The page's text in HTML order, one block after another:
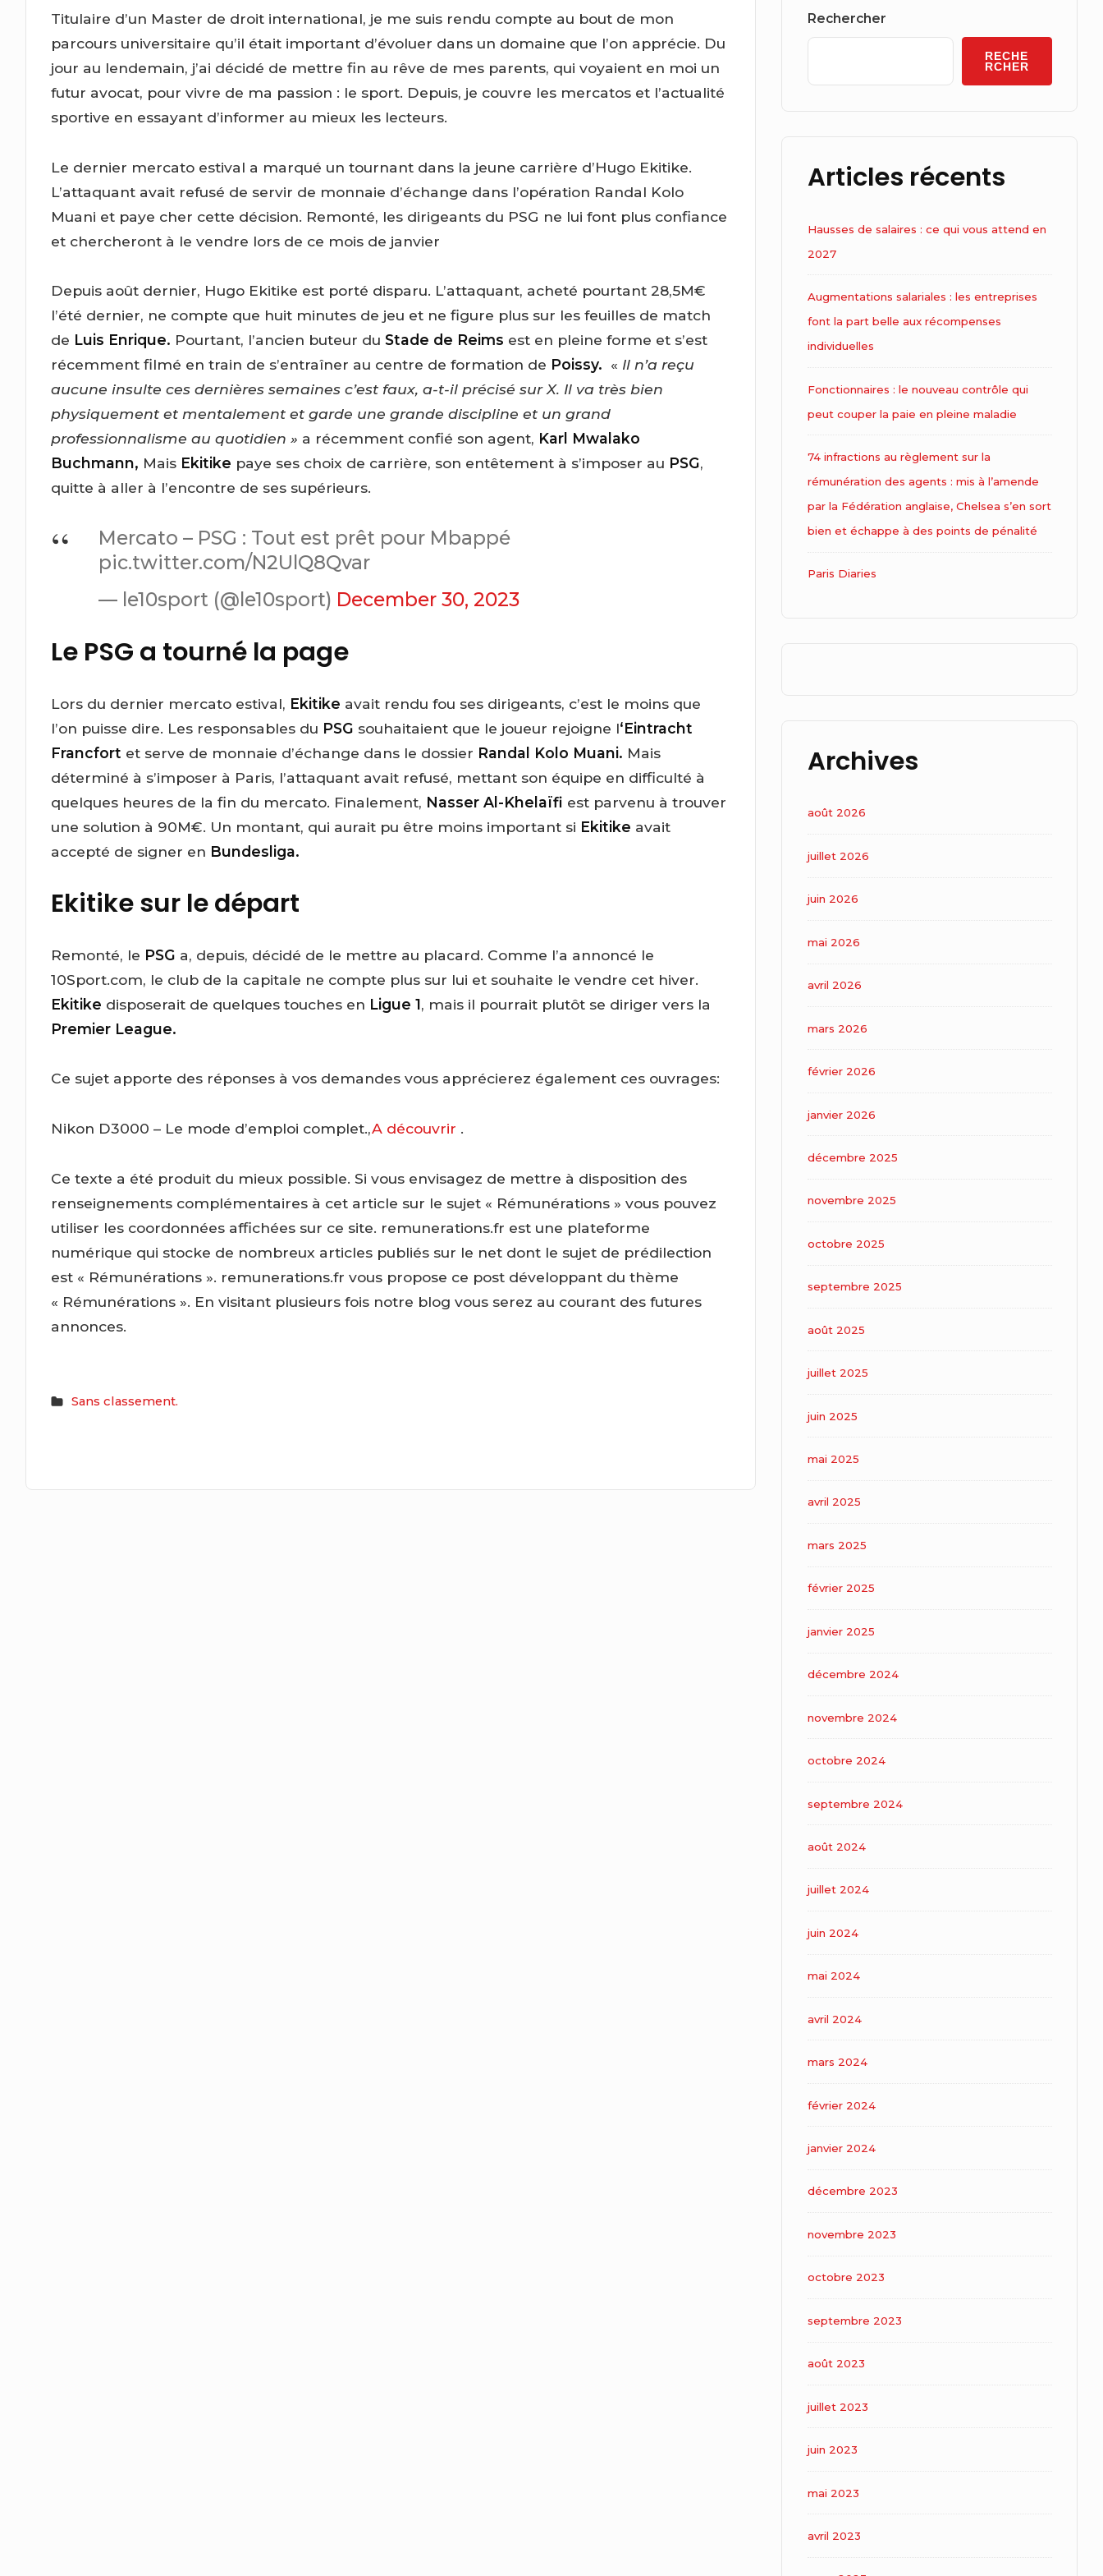
Titulaire d’un Master de droit international, je me suis rendu compte au bout de mon
parcours universitaire qu’il était important d’évoluer dans un domaine que l’on apprécie. Du
jour au lendemain, j’ai décidé de mettre fin au rêve de mes parents, qui voyaient en moi un
futur avocat, pour vivre de ma passion : le sport. Depuis, je couvre les mercatos et l’actualité
sportive en essayant d’informer au mieux les lecteurs.
Le dernier mercato estival a marqué un tournant dans la jeune carrière d’Hugo Ekitike.
L’attaquant avait refusé de servir de monnaie d’échange dans l’opération Randal Kolo
Muani et paye cher cette décision. Remonté, les dirigeants du PSG ne lui font plus confiance
et chercheront à le vendre lors de ce mois de janvier
Depuis août dernier, Hugo Ekitike est porté disparu. L’attaquant, acheté pourtant 28,5M€
l’été dernier, ne compte que huit minutes de jeu et ne figure plus sur les feuilles de match
de Luis Enrique. Pourtant, l’ancien buteur duStade de Reims est en pleine forme et s’est
récemment filmé en train de s’entraîner au centre de formation de Poissy. « Il n’a reçu
aucune insulte ces dernières semaines c’est faux, a-t-il précisé sur X. Il va très bien
physiquement et mentalement et garde une grande discipline et un grand
professionnalisme au quotidien » a récemment confié son agent, Karl Mwalako
Buchmann, Mais Ekitike paye ses choix de carrière, son entêtement à s’imposer au PSG,
quitte à aller à l’encontre de ses supérieurs.
Mercato – PSG : Tout est prêt pour Mbappé
pic.twitter.com/N2UlQ8Qvar
— le10sport (@le10sport) December 30, 2023
Le PSG a tourné la page
Lors du dernier mercato estival, Ekitike avait rendu fou ses dirigeants, c’est le moins que
l’on puisse dire. Les responsables du PSG souhaitaient que le joueur rejoigne l‘Eintracht
Francfort et serve de monnaie d’échange dans le dossier Randal Kolo Muani. Mais
déterminé à s’imposer à Paris, l’attaquant avait refusé, mettant son équipe en difficulté à
quelques heures de la fin du mercato. Finalement, Nasser Al-Khelaïfi est parvenu à trouver
une solution à 90M€. Un montant, qui aurait pu être moins important si Ekitike avait
accepté de signer en Bundesliga.
Ekitike sur le départ
Remonté, le PSG a, depuis, décidé de le mettre au placard. Comme l’a annoncé le
10Sport.com, le club de la capitale ne compte plus sur lui et souhaite le vendre cet hiver.
Ekitike disposerait de quelques touches en Ligue 1, mais il pourrait plutôt se diriger vers la
Premier League.
Ce sujet apporte des réponses à vos demandes vous apprécierez également ces ouvrages:
Nikon D3000 – Le mode d’emploi complet.,A découvrir .
Ce texte a été produit du mieux possible. Si vous envisagez de mettre à disposition des
renseignements complémentaires à cet article sur le sujet « Rémunérations » vous pouvez
utiliser les coordonnées affichées sur ce site. remunerations.fr est une plateforme
numérique qui stocke de nombreux articles publiés sur le net dont le sujet de prédilection
est « Rémunérations ». remunerations.fr vous propose ce post développant du thème
« Rémunérations ». En visitant plusieurs fois notre blog vous serez au courant des futures
annonces.
Sans classement.
Widget
Rechercher
RECHE
RCHER
Articles récents
Hausses de salaires : ce qui vous attend en
2027
Augmentations salariales : les entreprises
font la part belle aux récompenses
individuelles
Fonctionnaires : le nouveau contrôle qui
peut couper la paie en pleine maladie
74 infractions au règlement sur la
rémunération des agents : mis à l’amende
par la Fédération anglaise, Chelsea s’en sort
bien et échappe à des points de pénalité
Paris Diaries
Archives
août 2026
juillet 2026
juin 2026
mai 2026
avril 2026
mars 2026
février 2026
janvier 2026
décembre 2025
novembre 2025
octobre 2025
septembre 2025
août 2025
juillet 2025
juin 2025
mai 2025
avril 2025
mars 2025
février 2025
janvier 2025
décembre 2024
novembre 2024
octobre 2024
septembre 2024
août 2024
juillet 2024
juin 2024
mai 2024
avril 2024
mars 2024
février 2024
janvier 2024
décembre 2023
novembre 2023
octobre 2023
septembre 2023
août 2023
juillet 2023
juin 2023
mai 2023
avril 2023